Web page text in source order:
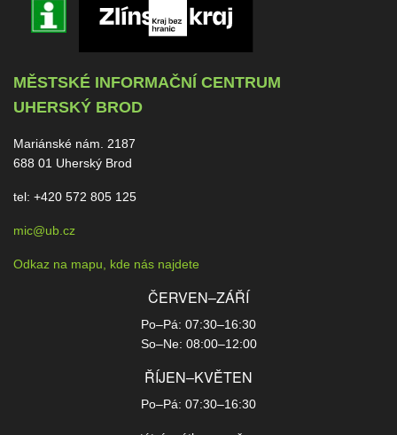
MĚSTSKÉ INFORMAČNÍ CENTRUM
UHERSKÝ BROD
Mariánské nám. 2187
688 01 Uherský Brod
tel: +420 572 805 125
mic@ub.cz
Odkaz na mapu, kde nás najdete
ČERVEN–ZÁŘÍ
Po–Pá: 07:30–16:30
So–Ne: 08:00–12:00
ŘÍJEN–KVĚTEN
Po–Pá: 07:30–16:30